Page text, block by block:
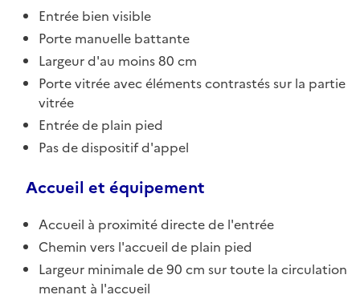
Entrée bien visible
Porte manuelle battante
Largeur d'au moins 80 cm
Porte vitrée avec éléments contrastés sur la partie
vitrée
Entrée de plain pied
Pas de dispositif d'appel
Accueil et équipement
Accueil à proximité directe de l'entrée
Chemin vers l'accueil de plain pied
Largeur minimale de 90 cm sur toute la circulation
menant à l'accueil